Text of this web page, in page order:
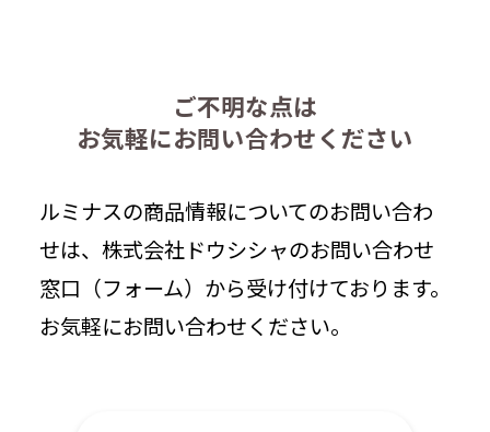
ご不明な点は
お気軽にお問い合わせください
ルミナスの商品情報についてのお問い合わ
せは、株式会社ドウシシャのお問い合わせ
窓口（フォーム）から受け付けております。
お気軽にお問い合わせください。